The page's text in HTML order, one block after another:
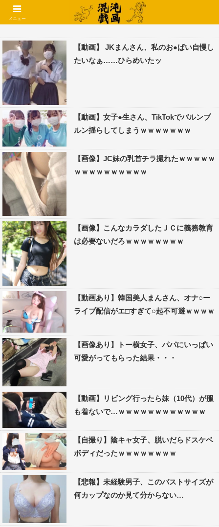
コメントでコテハン使えるようになりました🌱
【動画】 JKまんさん、私のお●ぱい自慢し
たいなぁ……ひらめいたッ
【動画】女子●生さん、TikTokでバルンブ
ルン揺らしてしまうｗｗｗｗｗｗｗ
【画像】JC妹の乳首チラ撮れたｗｗｗｗｗ
ｗｗｗｗｗｗｗｗｗｗ
【画像】こんなカラダしたＪＣに義務教育
は必要ないだろｗｗｗｗｗｗｗｗ
【動画あり】韓国美人まんさん、オナ○ー
ライブ配信がエ□すぎて○起不可避ｗｗｗｗ
【画像あり】トー横女子、パパにいっぱい
可愛がってもらった結果・・・
【動画】リビング行ったら妹（10代）が服
も着ないで…ｗｗｗｗｗｗｗｗｗｗｗｗ
【自撮り】陰キャ女子、脱いだらドスケベ
ボディだったｗｗｗｗｗｗｗｗ
【悲報】未経験男子、このバストサイズが
何カップなのか見て分からない…
メニュー